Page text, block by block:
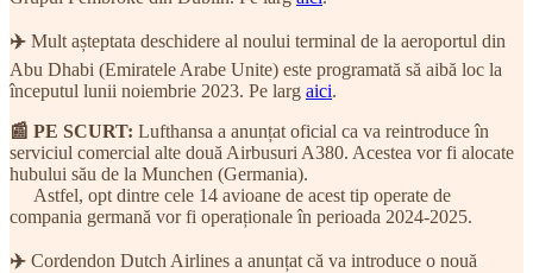
✈️ Mult așteptata deschidere al noului terminal de la aeroportul din
Abu Dhabi (Emiratele Arabe Unite) este programată să aibă loc la
începutul lunii noiembrie 2023. Pe larg aici.
📰 PE SCURT: Lufthansa a anunțat oficial ca va reintroduce în
serviciul comercial alte două Airbusuri A380. Acestea vor fi alocate
hubului său de la Munchen (Germania).
Astfel, opt dintre cele 14 avioane de acest tip operate de
compania germană vor fi operaționale în perioada 2024-2025.
✈️ Cordendon Dutch Airlines a anunțat că va introduce o nouă